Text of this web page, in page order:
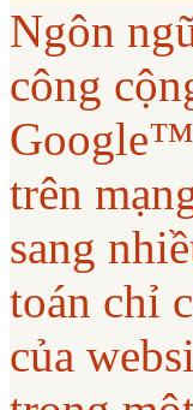
Ngôn
công
Google™
trên
sang
toán chỉ
của